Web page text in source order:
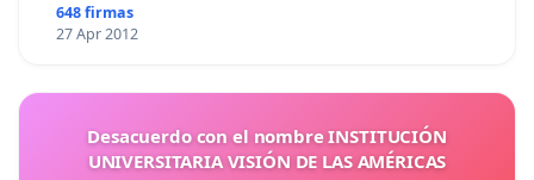
648 firmas
27 Apr 2012
Desacuerdo con el nombre INSTITUCIÓN
UNIVERSITARIA VISIÓN DE LAS AMÉRICAS